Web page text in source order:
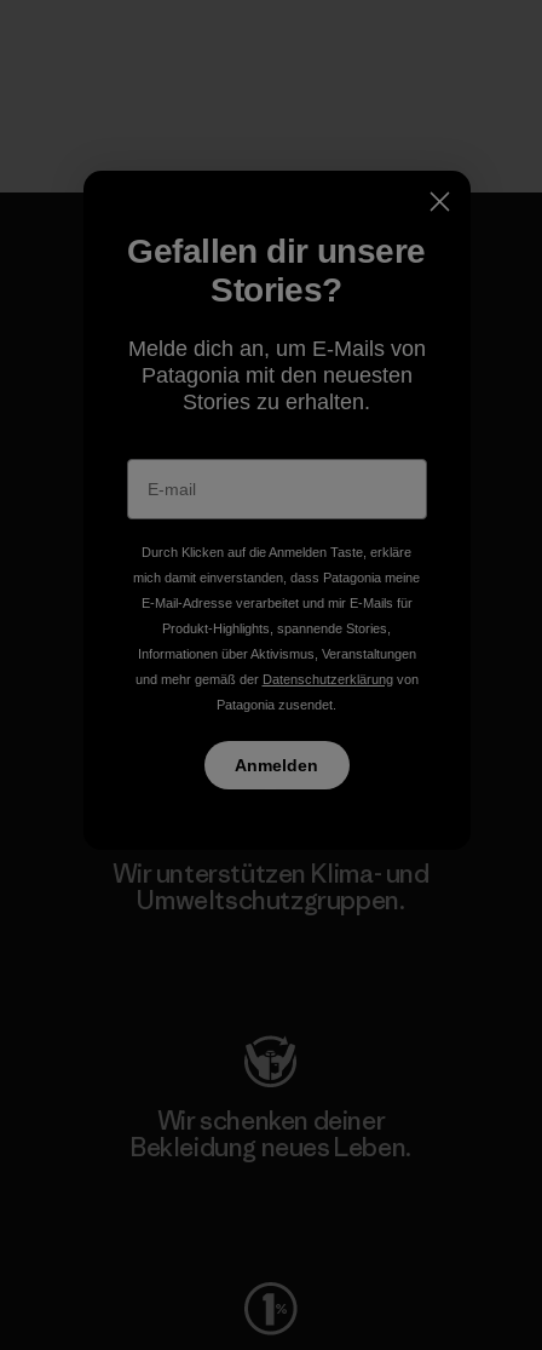
unsere kompromisslose
Garantie.
Wir übernehmen
Verantwortung für unsere
Auswirkungen.
Wir unterstützen Klima- und
Umweltschutzgruppen.
Wir schenken deiner
Bekleidung neues Leben.
Gefallen dir unsere
Stories?
Melde dich an, um E-Mails von
Patagonia mit den neuesten
Stories zu erhalten.
Durch Klicken auf die Anmelden Taste, erkläre
mich damit einverstanden, dass Patagonia meine
E-Mail-Adresse verarbeitet und mir E-Mails für
Produkt-Highlights, spannende Stories,
Informationen über Aktivismus, Veranstaltungen
und mehr gemäß der Datenschutzerklärungvon
Patagonia zusendet.
Anmelden